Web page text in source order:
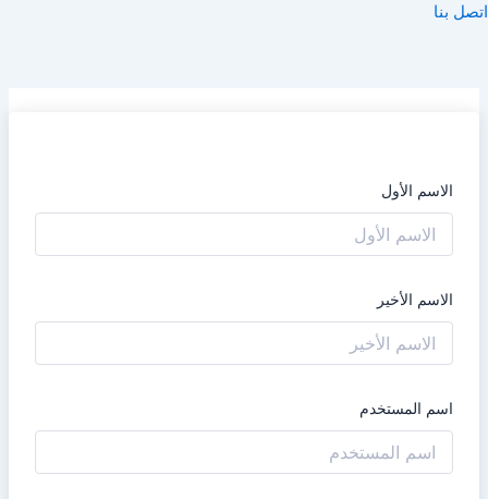
اتصل بنا
الاسم الأول
الاسم الأخير
اسم المستخدم